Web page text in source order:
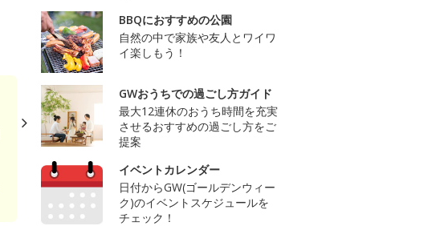
BBQにおすすめの公園
自然の中で家族や友人とワイワ
イ楽しもう！
GWおうちでの過ごし方ガイド
最大12連休のおうち時間を充実
させるおすすめの過ごし方をご
提案
イベントカレンダー
日付からGW(ゴールデンウィー
ク)のイベントスケジュールを
チェック！